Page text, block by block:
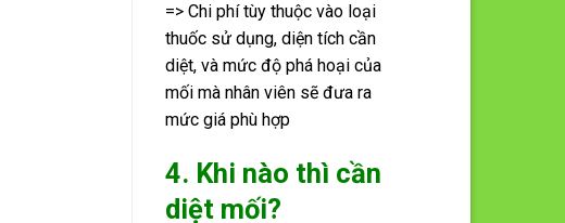
=> Chi phí tùy thuộc vào loại
thuốc sử dụng, diện tích cần
diệt, và mức độ phá hoại của
mối mà nhân viên sẽ đưa ra
mức giá phù hợp
4. Khi nào thì cần
diệt mối?